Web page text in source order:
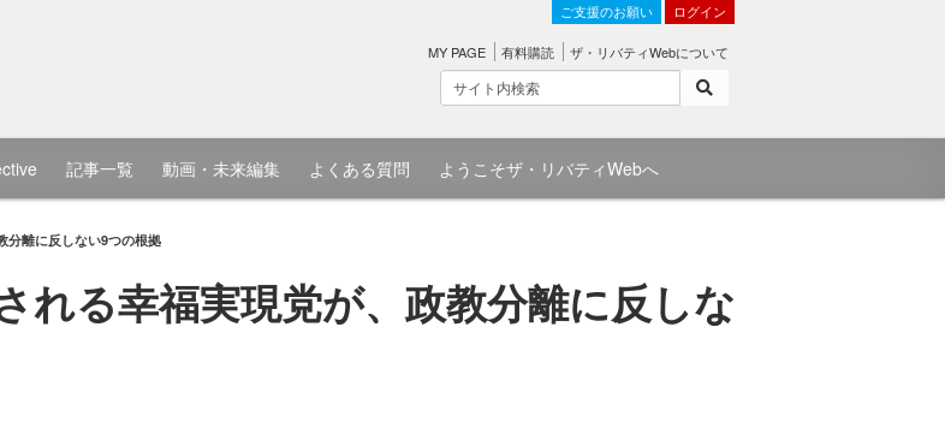
ご支援のお願い ログイン
MY PAGE 有料購読 ザ・リバティWebについて
記事一覧 動画・未来編集 よくある質問 ようこそザ・リバティWebへ
分離に反しない9つの根拠
れる幸福実現党が、政教分離に反しな